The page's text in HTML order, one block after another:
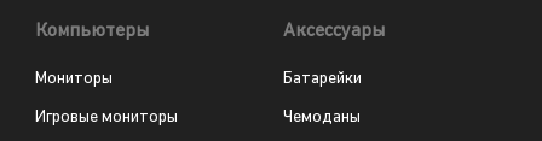
Компьютеры
Мониторы
Игровые мониторы
Аксессуары
Батарейки
Чемоданы